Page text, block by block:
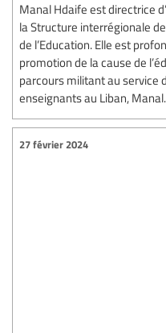
Manal Hdaife est directrice
la Structure interrégionale
de l’Education. Elle est
promotion de la cause de
parcours militant au service
enseignants au Liban,
27 février 2024